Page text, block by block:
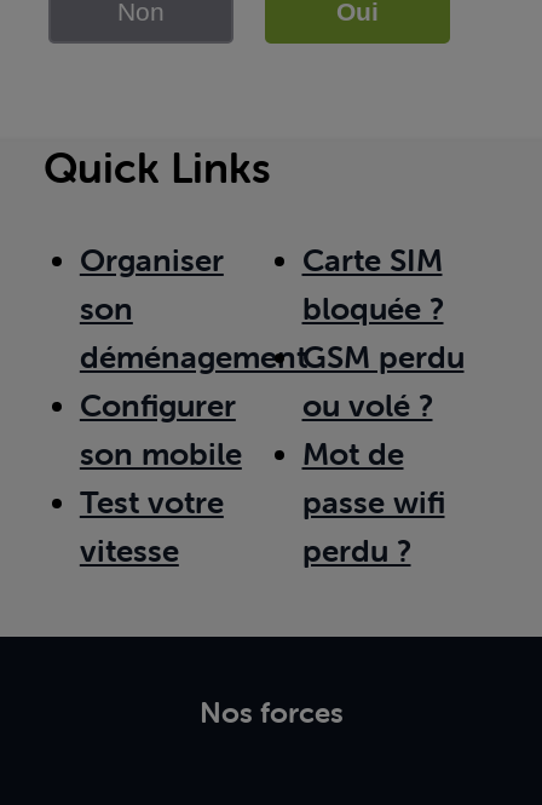
Non Oui
Quick Links
Organiser
son
déménagement
Configurer
son mobile
Test votre
vitesse
Carte SIM
bloquée ?
GSM perdu
ou volé ?
Mot de
passe wifi
perdu ?
Nos forces